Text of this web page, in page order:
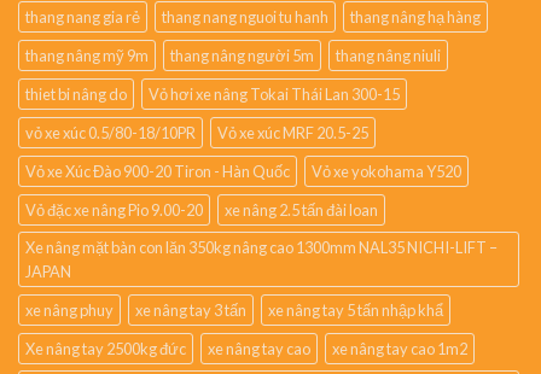
thang nang gia rẻ
thang nang nguoi tu hanh
thang nâng hạ hàng
thang nâng mỹ 9m
thang nâng người 5m
thang nâng niuli
thiet bi nâng do
Vỏ hơi xe nâng Tokai Thái Lan 300-15
vỏ xe xúc 0.5/80-18/10PR
Vỏ xe xúc MRF 20.5-25
Vỏ xe Xúc Đào 900-20 Tiron - Hàn Quốc
Vỏ xe yokohama Y520
Vỏ đặc xe nâng Pio 9.00-20
xe nâng 2.5 tấn đài loan
Xe nâng mặt bàn con lăn 350kg nâng cao 1300mm NAL35 NICHI-LIFT –
JAPAN
xe nâng phuy
xe nâng tay 3 tấn
xe nâng tay 5 tấn nhập khẩ
Xe nâng tay 2500kg đức
xe nâng tay cao
xe nâng tay cao 1m2